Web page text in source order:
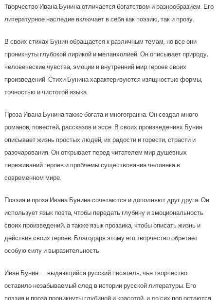
Творчество Ивана Бунина отличается богатством и разнообразием. Его
литературное наследие включает в себя как поэзию, так и прозу.
В своих стихах Бунин обращается к различным темам, но все они
проникнуты глубокой лирикой и меланхолией. Он описывает природу,
человеческие чувства, эмоции и внутренний мир героев своих
произведений. Стихи Бунина характеризуются изящностью формы,
точностью и чистотой языка.
Проза Ивана Бунина также богата и многогранна. Он создал много
романов, повестей, рассказов и эссе. В своих произведениях Бунин
описывает жизнь простых людей, их радости и горести, страсти и
разочарования. Он открывает перед читателем мир душевных
переживаний героев и проблемы существования человека в
современном мире.
Поэзия и проза Ивана Бунина сочетаются и дополняют друг друга. Он
использует язык поэта, чтобы передать глубину и эмоциональность
своих произведений, а также язык прозаика, чтобы описать жизнь и
действия своих героев. Благодаря этому его творчество обретает
особую силу и выразительность.
Иван Бунин — выдающийся русский писатель, чье творчество
оставило незабываемый след в истории русской литературы. Его